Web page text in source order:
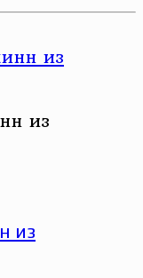
из
из